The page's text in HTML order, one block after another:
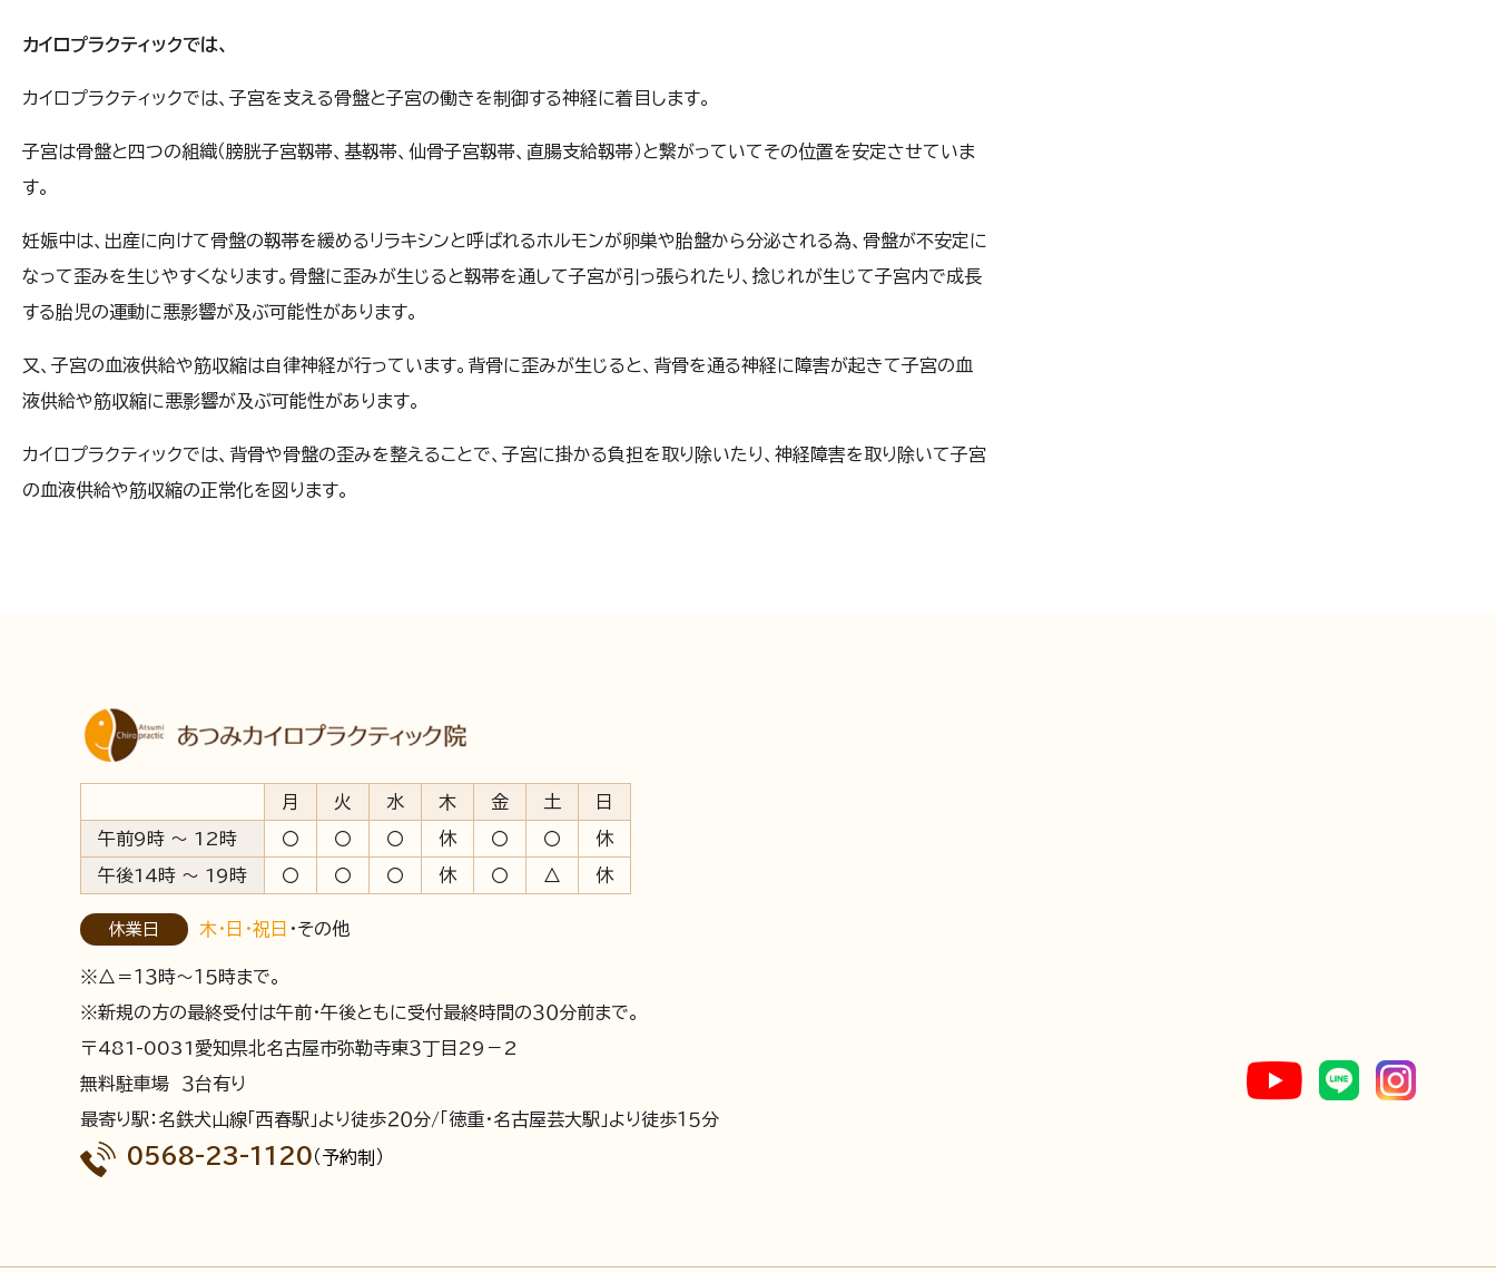
カイロプラクティックでは、
カイロプラクティックでは、子宮を支える骨盤と子宮の働きを制御する神経に着目します。
子宮は骨盤と四つの組織（膀胱子宮靱帯、基靱帯、仙骨子宮靱帯、直腸支給靱帯）と繋がっていてその位置を安定させていま
す。
妊娠中は、出産に向けて骨盤の靱帯を緩めるリラキシンと呼ばれるホルモンが卵巣や胎盤から分泌される為、骨盤が不安定に
なって歪みを生じやすくなります。骨盤に歪みが生じると靱帯を通して子宮が引っ張られたり、捻じれが生じて子宮内で成長
する胎児の運動に悪影響が及ぶ可能性があります。
又、子宮の血液供給や筋収縮は自律神経が行っています。背骨に歪みが生じると、背骨を通る神経に障害が起きて子宮の血
液供給や筋収縮に悪影響が及ぶ可能性があります。
カイロプラクティックでは、背骨や骨盤の歪みを整えることで、子宮に掛かる負担を取り除いたり、神経障害を取り除いて子宮
の血液供給や筋収縮の正常化を図ります。
月 火 水 木 金 土 日
午前9時 ～ 12時 〇 〇 〇 休 〇 〇 休
午後14時 ～ 19時 〇 〇 〇 休 〇 △ 休
休業日 木・日・祝日 ・その他
※△＝１３時～１５時まで。
※新規の方の最終受付は午前・午後ともに受付最終時間の３０分前まで。
〒481-0031 愛知県北名古屋市弥勒寺東３丁目29－2
無料駐車場 ３台有り
最寄り駅：名鉄犬山線「西春駅」より徒歩２０分/「徳重・名古屋芸大駅」より徒歩１５分
0568-23-1120（予約制）